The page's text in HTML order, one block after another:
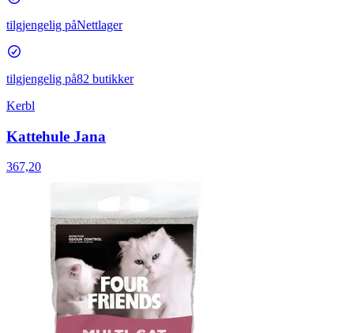
tilgjengelig påNettlager
tilgjengelig på82 butikker
Kerbl
Kattehule Jana
367,20